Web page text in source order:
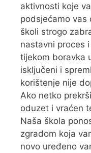
aktivnosti koje
podsjećamo vas
školi strogo
nastavni proces
tijekom boravka
isključeni i
korištenje nije
Ako netko
oduzet i vraćen
Naša škola
zgradom koja
novo uređeno